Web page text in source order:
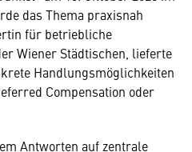
das Thema praxisnah
für betriebliche
Wiener Städtischen, lieferte
Handlungsmöglichkeiten
Compensation oder
Antworten auf zentrale